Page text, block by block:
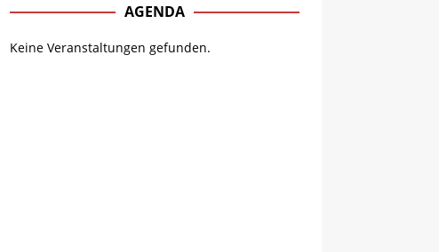
AGENDA
Keine Veranstaltungen gefunden.